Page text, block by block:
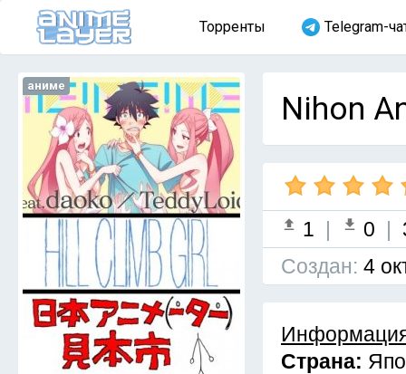
Торренты Telegram-
аниме
Nihon
1 | 0 |
Cоздан: 4
Страна: